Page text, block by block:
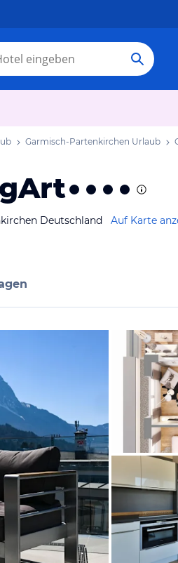
Garmisch-Partenkirchen Urlaub
Deutschland Auf Karte
von